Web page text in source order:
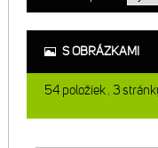
S OBRÁZKAMI
54 položiek 3